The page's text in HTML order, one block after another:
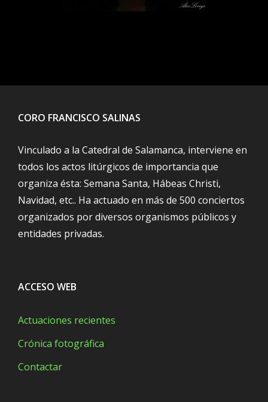
CORO FRANCISCO SALINAS
Vinculado a la Catedral de Salamanca, interviene en
todos los actos litúrgicos de importancia que
organiza ésta: Semana Santa, Hábeas Christi,
Navidad, etc.. Ha actuado en más de 500 conciertos
organizados por diversos organismos públicos y
entidades privadas.
ACCESO WEB
Actuaciones recientes
Crónica fotográfica
Contactar